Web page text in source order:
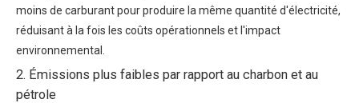
moins de carburant pour produire la même quantité d'électricité,
réduisant à la fois les coûts opérationnels et l'impact
environnemental.
2. Émissions plus faibles par rapport au charbon et au
pétrole